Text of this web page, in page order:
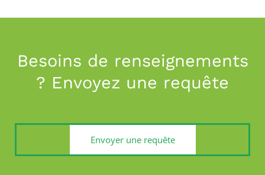
Besoins de renseignements
? Envoyez une requête
Envoyer une requête